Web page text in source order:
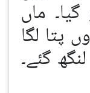
ماں
پتا لگا
گئے۔